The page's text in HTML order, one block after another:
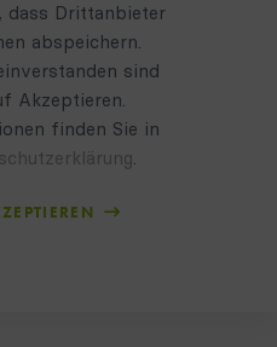
dass Drittanbieter
abspeichern.
sind
Akzeptieren.
finden Sie in
.